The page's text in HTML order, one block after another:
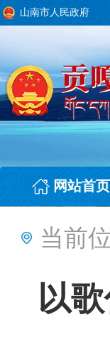
山南市人民政府
网站首页
当前
以